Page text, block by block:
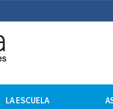
LA ESCUELA